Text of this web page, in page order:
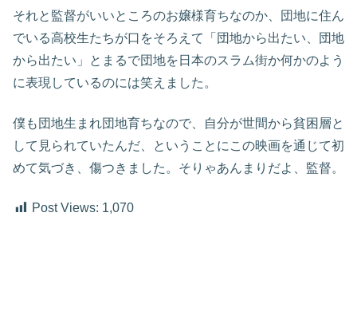
それと監督がいいところのお嬢様育ちなのか、団地に住ん
でいる高校生たちが口をそろえて「団地から出たい、団地
から出たい」とまるで団地を日本のスラム街か何かのよう
に表現しているのには笑えました。
僕も団地生まれ団地育ちなので、自分が世間から貧困層と
して見られていたんだ、ということにこの映画を通じて初
めて気づき、傷つきました。そりゃあんまりだよ、監督。
Post Views: 1,070